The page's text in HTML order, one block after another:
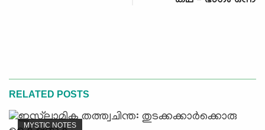
RELATED POSTS
MYSTIC NOTES